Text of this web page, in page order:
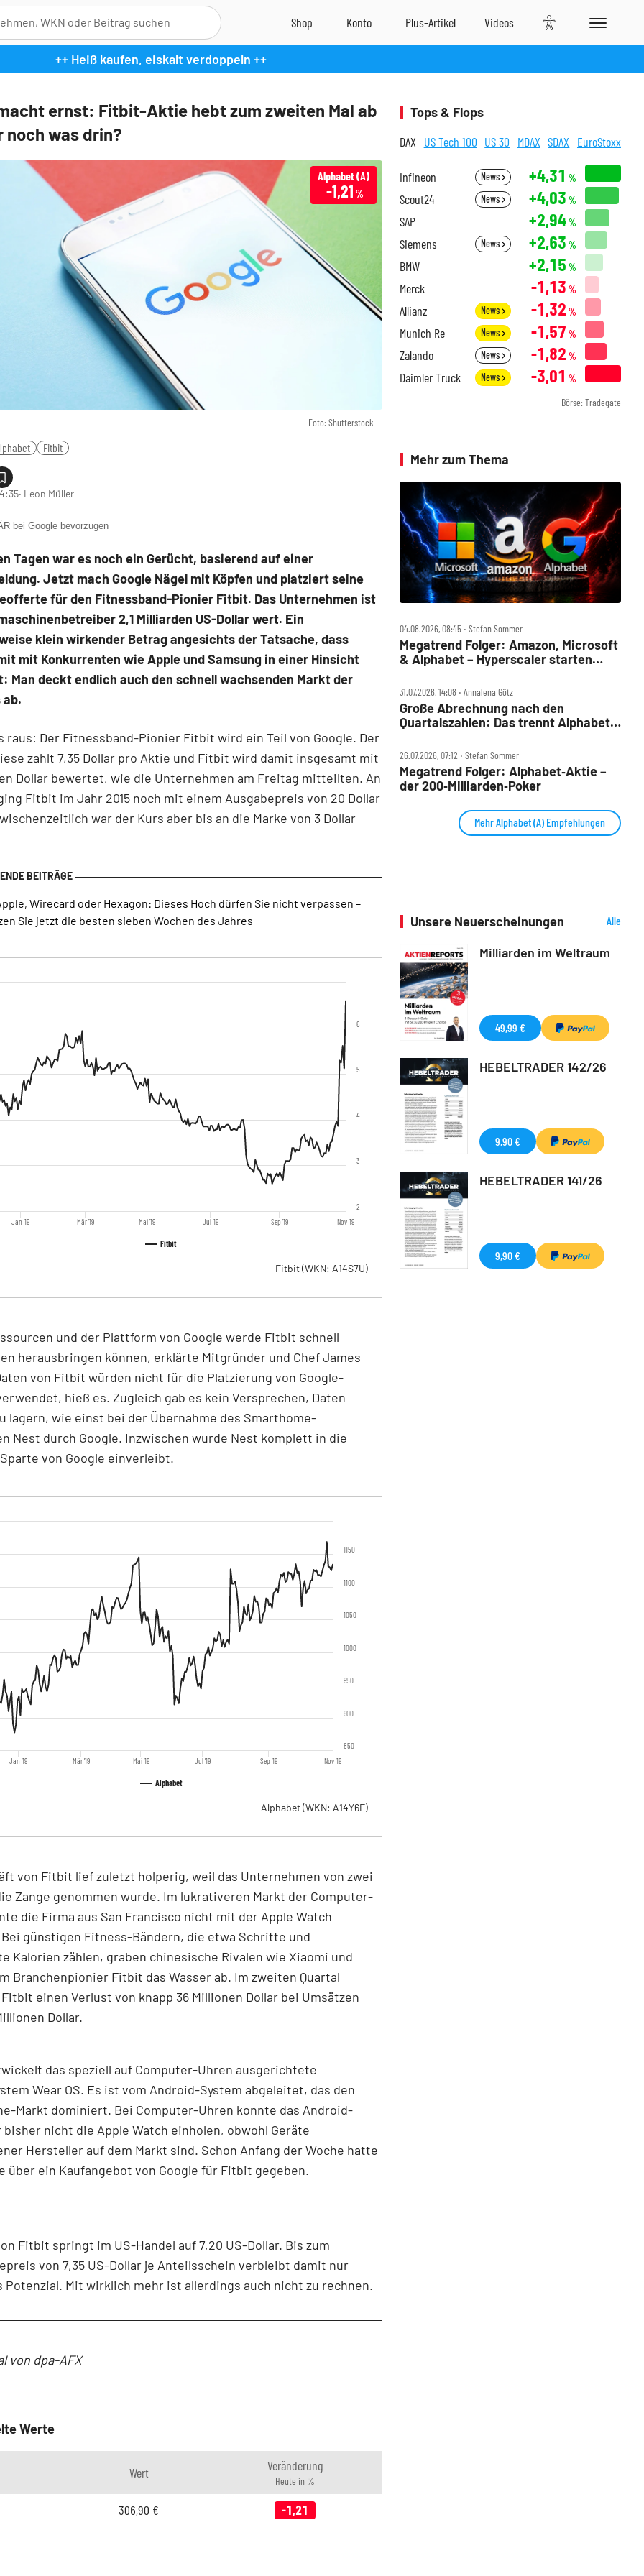
++ Heiß kaufen, eiskalt verdoppeln ++
ernst: Fitbit-Aktie hebt zum zweiten Mal ab
noch was drin?
Foto: Shutterstock
Alphabet (A)
-1,21 %
Fitbit
‧ Leon Müller
bei Google bevorzugen
Tagen war es noch ein Gerücht, basierend auf einer
Jetzt mach Google Nägel mit Köpfen und platziert seine
für den Fitnessband-Pionier Fitbit. Das Unternehmen ist
2,1 Milliarden US-Dollar wert. Ein
klein wirkender Betrag angesichts der Tatsache, dass
mit Konkurrenten wie Apple und Samsung in einer Hinsicht
Man deckt endlich auch den schnell wachsenden Markt der
ab.
raus: Der Fitnessband-Pionier Fitbit wird ein Teil von Google. Der
zahlt 7,35 Dollar pro Aktie und Fitbit wird damit insgesamt mit
Dollar bewertet, wie die Unternehmen am Freitag mitteilten. An
Fitbit im Jahr 2015 noch mit einem Ausgabepreis von 20 Dollar
war der Kurs aber bis an die Marke von 3 Dollar
Wirecard oder Hexagon: Dieses Hoch dürfen Sie nicht verpassen –
Sie jetzt die besten sieben Wochen des Jahres
Fitbit
Jan '19 Mär '19 Mai '19 Jul '19 Sep '19 Nov '19
2
3
4
5
6
Fitbit(WKN: A14S7U)
und der Plattform von Google werde Fitbit schnell
herausbringen können, erklärte Mitgründer und Chef James
von Fitbit würden nicht für die Platzierung von Google-
hieß es. Zugleich gab es kein Versprechen, Daten
lagern, wie einst bei der Übernahme des Smarthome-
Nest durch Google. Inzwischen wurde Nest komplett in die
von Google einverleibt.
Alphabet
Jan '19 Mär '19 Mai '19 Jul '19 Sep '19 Nov '19
850
900
950
1000
1050
1100
1150
Alphabet(WKN: A14Y6F)
von Fitbit lief zuletzt holperig, weil das Unternehmen von zwei
Zange genommen wurde. Im lukrativeren Markt der Computer-
die Firma aus San Francisco nicht mit der Apple Watch
günstigen Fitness-Bändern, die etwa Schritte und
Kalorien zählen, graben chinesische Rivalen wie Xiaomi und
Branchenpionier Fitbit das Wasser ab. Im zweiten Quartal
einen Verlust von knapp 36 Millionen Dollar bei Umsätzen
Dollar.
das speziell auf Computer-Uhren ausgerichtete
Wear OS. Es ist vom Android-System abgeleitet, das den
Markt dominiert. Bei Computer-Uhren konnte das Android-
bisher nicht die Apple Watch einholen, obwohl Geräte
Hersteller auf dem Markt sind. Schon Anfang der Woche hatte
über ein Kaufangebot von Google für Fitbit gegeben.
Fitbit springt im US-Handel auf 7,20 US-Dollar. Bis zum
von 7,35 US-Dollar je Anteilsschein verbleibt damit nur
Potenzial. Mit wirklich mehr ist allerdings auch nicht zu rechnen.
von dpa-AFX
Werte
Wert Veränderung
Heute in %
306,90 € -1,21
Tops & Flops
DAX US Tech 100 US 30 MDAX SDAX EuroStoxx
Infineon News +4,31 %
Scout24 News +4,03 %
SAP +2,94%
Siemens News +2,63 %
BMW +2,15 %
Merck -1,13 %
Allianz News -1,32 %
Munich Re News -1,57 %
Zalando News -1,82 %
Daimler Truck News -3,01 %
Börse: Tradegate
Mehr zum Thema
04.08.2026, 08:45 ‧ Stefan Sommer
Megatrend Folger: Amazon, Microsoft
& Alphabet – Hyperscaler starten
31.07.2026, 14:08 ‧ Annalena Götz
Große Abrechnung nach den
Quartalszahlen: Das trennt Alphabet
26.07.2026, 07:12 ‧ Stefan Sommer
Megatrend Folger: Alphabet‑Aktie –
der 200‑Milliarden‑Poker
Mehr Alphabet (A) Empfehlungen
Unsere Neuerscheinungen
Alle
Milliarden im Weltraum
49,99 €
HEBELTRADER 142/26
9,90 €
HEBELTRADER 141/26
9,90 €